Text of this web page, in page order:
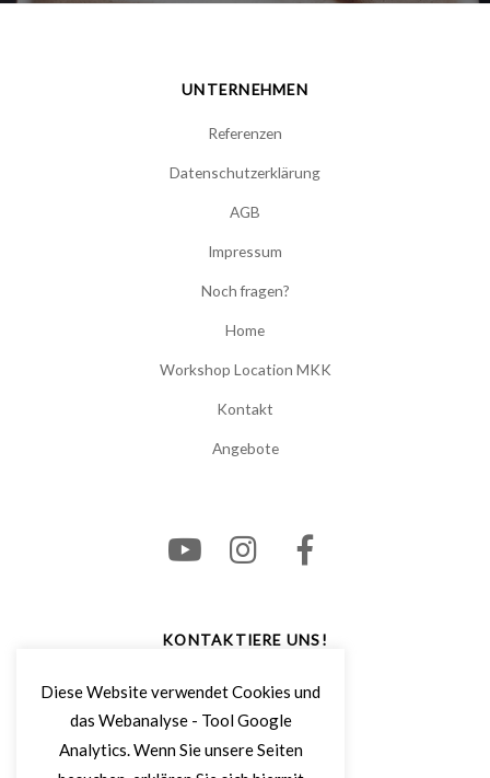
UNTERNEHMEN
Referenzen
Datenschutzerklärung
AGB
Impressum
Noch fragen?
Home
Workshop Location MKK
Kontakt
Angebote
KONTAKTIERE UNS!
Rotgartenstrasse 5
Diese Website verwendet Cookies und
das Webanalyse - Tool Google
Analytics. Wenn Sie unsere Seiten